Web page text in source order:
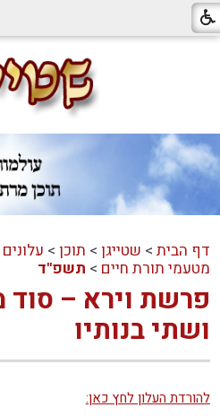
דף הבית > שטייגן > תוכן >
מטעמי תורת חיים > תשפ"ד
פרשת וירא –
ושתי בנותיו
להורדת העלון לחץ כאן: